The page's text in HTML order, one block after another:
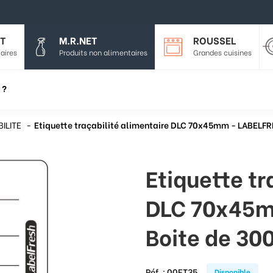
M.R.NET
Produits non alimentaires
ROUSSEL
Grandes cuisines
Etiquette traçabilité alimentaire DLC 70x45mm -
Etiquette
DLC
Boite de